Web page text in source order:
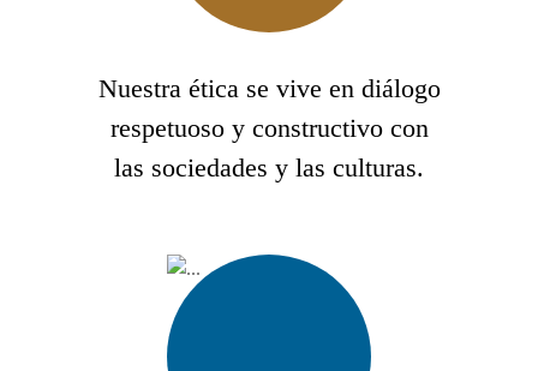
Nuestra ética se vive en diálogo
respetuoso y constructivo con
las sociedades y las culturas.